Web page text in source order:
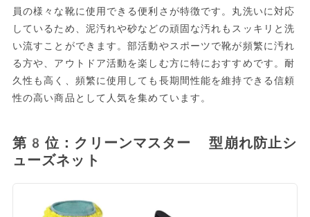
員の様々な靴に使用できる便利さが特徴です。丸洗いに対応
しているため、泥汚れや砂などの頑固な汚れもスッキリと洗
い流すことができます。部活動やスポーツで靴が頻繁に汚れ
る方や、アウトドア活動を楽しむ方に特におすすめです。耐
久性も高く、頻繁に使用しても長期間性能を維持できる信頼
性の高い商品として人気を集めています。
第8位：クリーンマスター 型崩れ防止シ
ューズネット